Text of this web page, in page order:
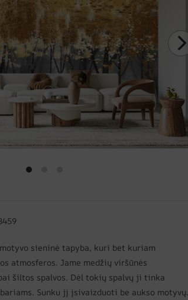
sieninė tapyba, kuri bet kuriam
atmosferos. Jame medžių viršūnės
šiltos spalvos. Dėl tokių spalvų ji tinka
Sunku jį įsivaizduoti be aukso motyvų.